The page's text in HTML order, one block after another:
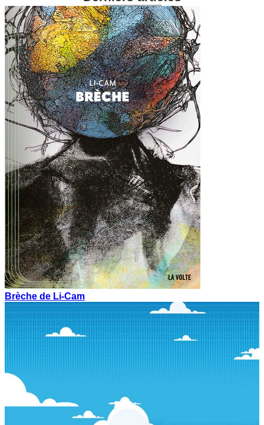
Brèche de Li-Cam